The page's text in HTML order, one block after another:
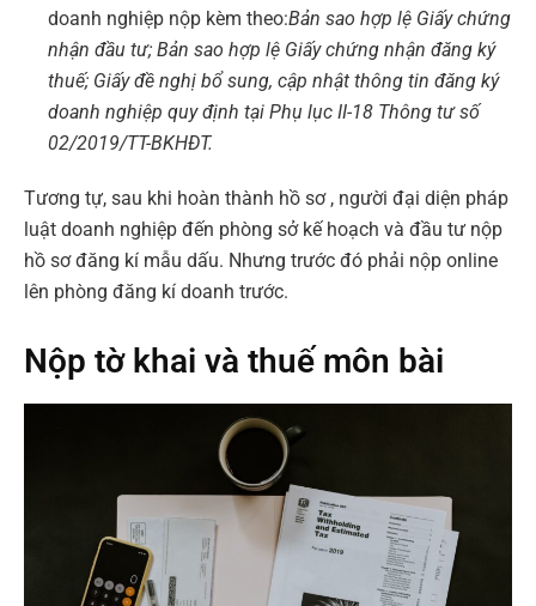
doanh nghiệp nộp kèm theo:Bản sao hợp lệ Giấy chứng
nhận đầu tư; Bản sao hợp lệ Giấy chứng nhận đăng ký
thuế; Giấy đề nghị bổ sung, cập nhật thông tin đăng ký
doanh nghiệp quy định tại Phụ lục II-18 Thông tư số
02/2019/TT-BKHĐT.
Tương tự, sau khi hoàn thành hồ sơ , người đại diện pháp
luật doanh nghiệp đến phòng sở kế hoạch và đầu tư nộp
hồ sơ đăng kí mẫu dấu. Nhưng trước đó phải nộp online
lên phòng đăng kí doanh trước.
Nộp tờ khai và thuế môn bài